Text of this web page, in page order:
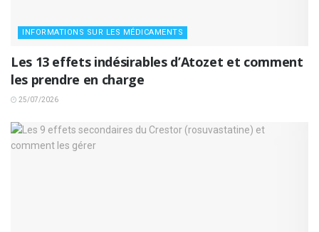
INFORMATIONS SUR LES MÉDICAMENTS
Les 13 effets indésirables d’Atozet et comment
les prendre en charge
25/07/2026